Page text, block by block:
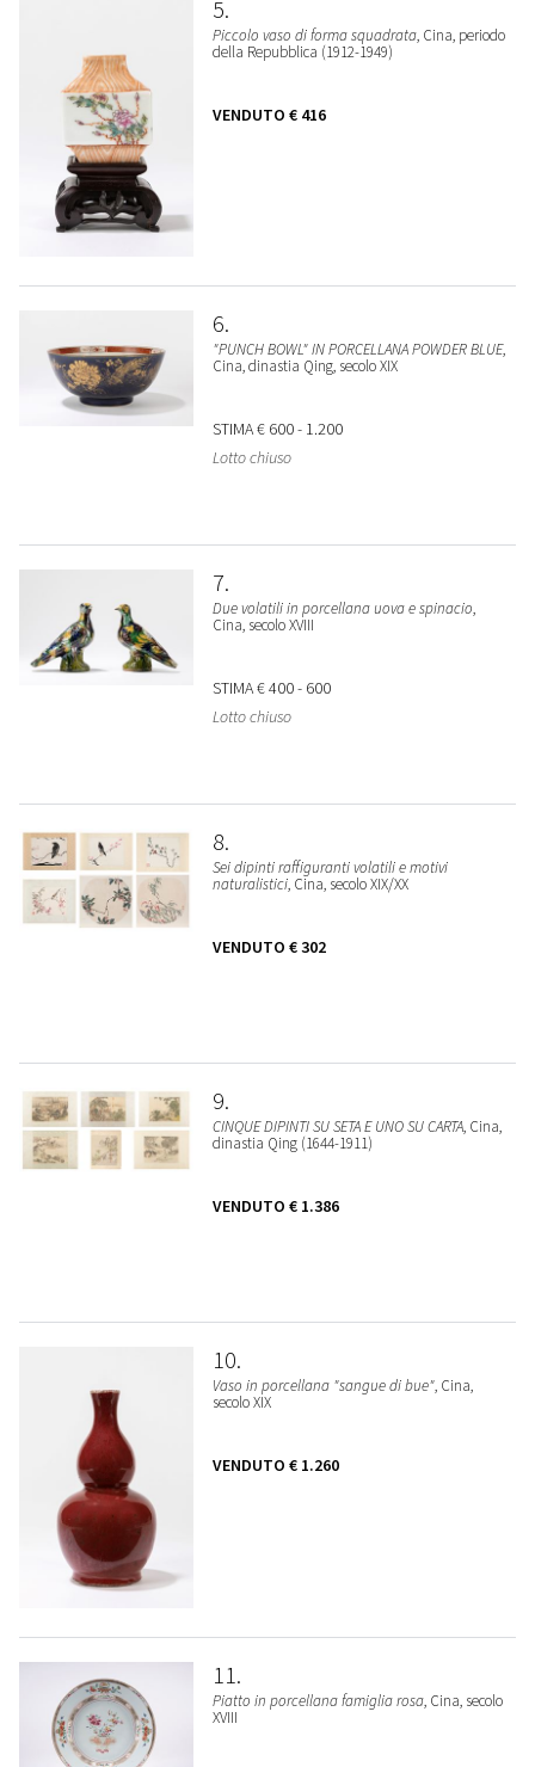
5
Piccolo vaso di forma squadrata, Cina, periodo
della Repubblica (1912-1949)
VENDUTO € 416
6
"PUNCH BOWL" IN PORCELLANA POWDER BLUE,
Cina, dinastia Qing, secolo XIX
STIMA€ 600 - 1.200
Lotto chiuso
7
Due volatili in porcellana uova e spinacio,
Cina, secolo XVIII
STIMA€ 400 - 600
Lotto chiuso
8
Sei dipinti raffiguranti volatili e motivi
naturalistici, Cina, secolo XIX/XX
VENDUTO € 302
9
CINQUE DIPINTI SU SETA E UNO SU CARTA, Cina,
dinastia Qing (1644-1911)
VENDUTO € 1.386
10
Vaso in porcellana "sangue di bue", Cina,
secolo XIX
VENDUTO € 1.260
11
Piatto in porcellana famiglia rosa, Cina, secolo
XVIII